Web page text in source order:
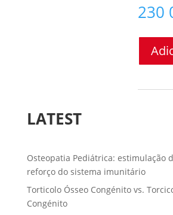
230
2026)
LATEST
Osteopatia Pediátrica: estimulação
reforço do sistema imunitário
Torticolo Ósseo Congénito vs.
Congénito